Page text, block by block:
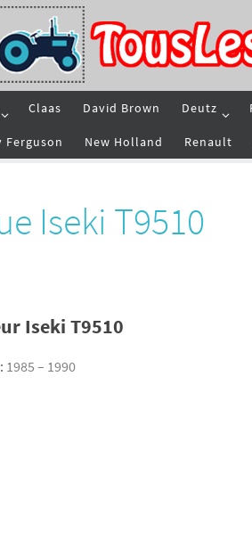
Claas David Brown Deutz
Ferguson New Holland Renault
Iseki T9510
Iseki T9510
1985 – 1990